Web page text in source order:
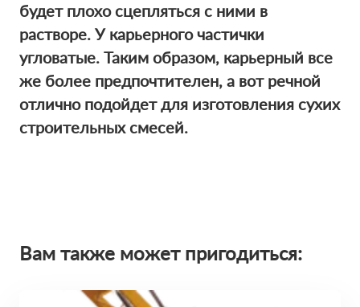
будет плохо сцепляться с ними в
растворе. У карьерного частички
угловатые. Таким образом, карьерный все
же более предпочтителен, а вот речной
отлично подойдет для изготовления сухих
строительных смесей.
Вам также может пригодиться: